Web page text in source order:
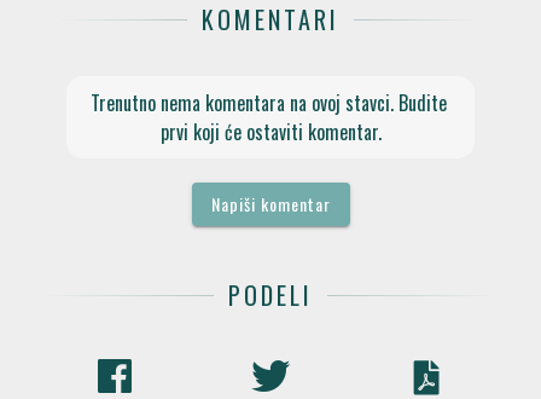
KOMENTARI
Trenutno nema komentara na ovoj stavci. Budite
prvi koji će ostaviti komentar.
Napiši komentar
PODELI